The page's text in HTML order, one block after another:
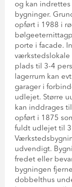
og kan
bygninger.
opført i 1988 i
porte i facade.
værkstedslokale
plads til 3-4
lagerrum kan
garager i
udlejet. Større
kan inddrages
opført i 1875
fuldt udlejet til
udvendigt.
fredet eller
bygningen
dobbelthus